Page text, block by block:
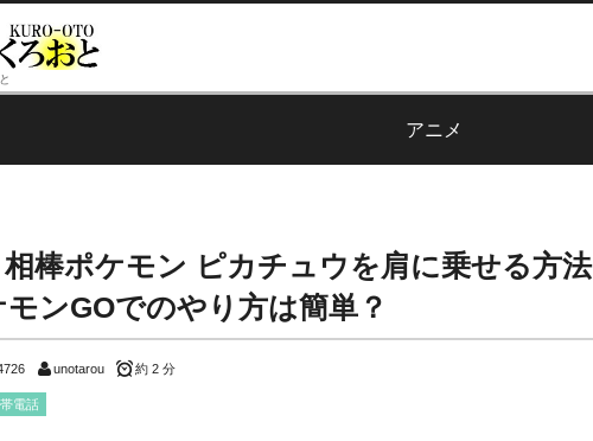
アニメ
相棒ポケモン ピカチュウを肩に乗せる方法
ンGOでのやり方は簡単？
unotarou 約 2 分
電話